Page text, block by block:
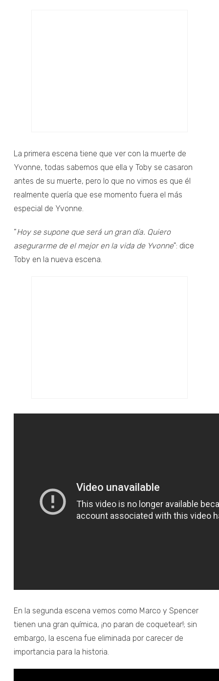
La primera escena tiene que ver con la muerte de
Yvonne, todas sabemos que ella y Toby se casaron
antes de su muerte, pero lo que no vimos es que él
realmente quería que ese momento fuera el más
especial de Yvonne.
“Hoy se supone que será un gran día. Quiero
asegurarme de el mejor en la vida de Yvonne": dice
Toby en la nueva escena.
En la segunda escena vemos como Marco y Spencer
tienen una gran química, ¡no paran de coquetear!; sin
embargo, la escena fue eliminada por carecer de
importancia para la historia.